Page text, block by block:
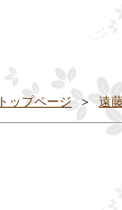
トップページ＞遠